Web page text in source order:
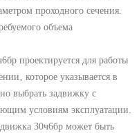
проходного сечения.
объема
проектируется для работы
которое указывается в
выбрать задвижку с
условиям эксплуатации.
30ч6бр может быть